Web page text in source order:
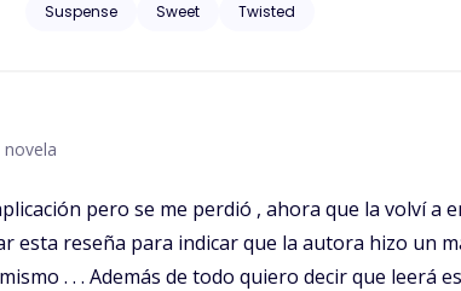
Suspense
Sweet Twisted
pero se me perdió , ahora que la volví a
esta reseña para indicar que la autora hizo un
. . . Además de todo quiero decir que leerá